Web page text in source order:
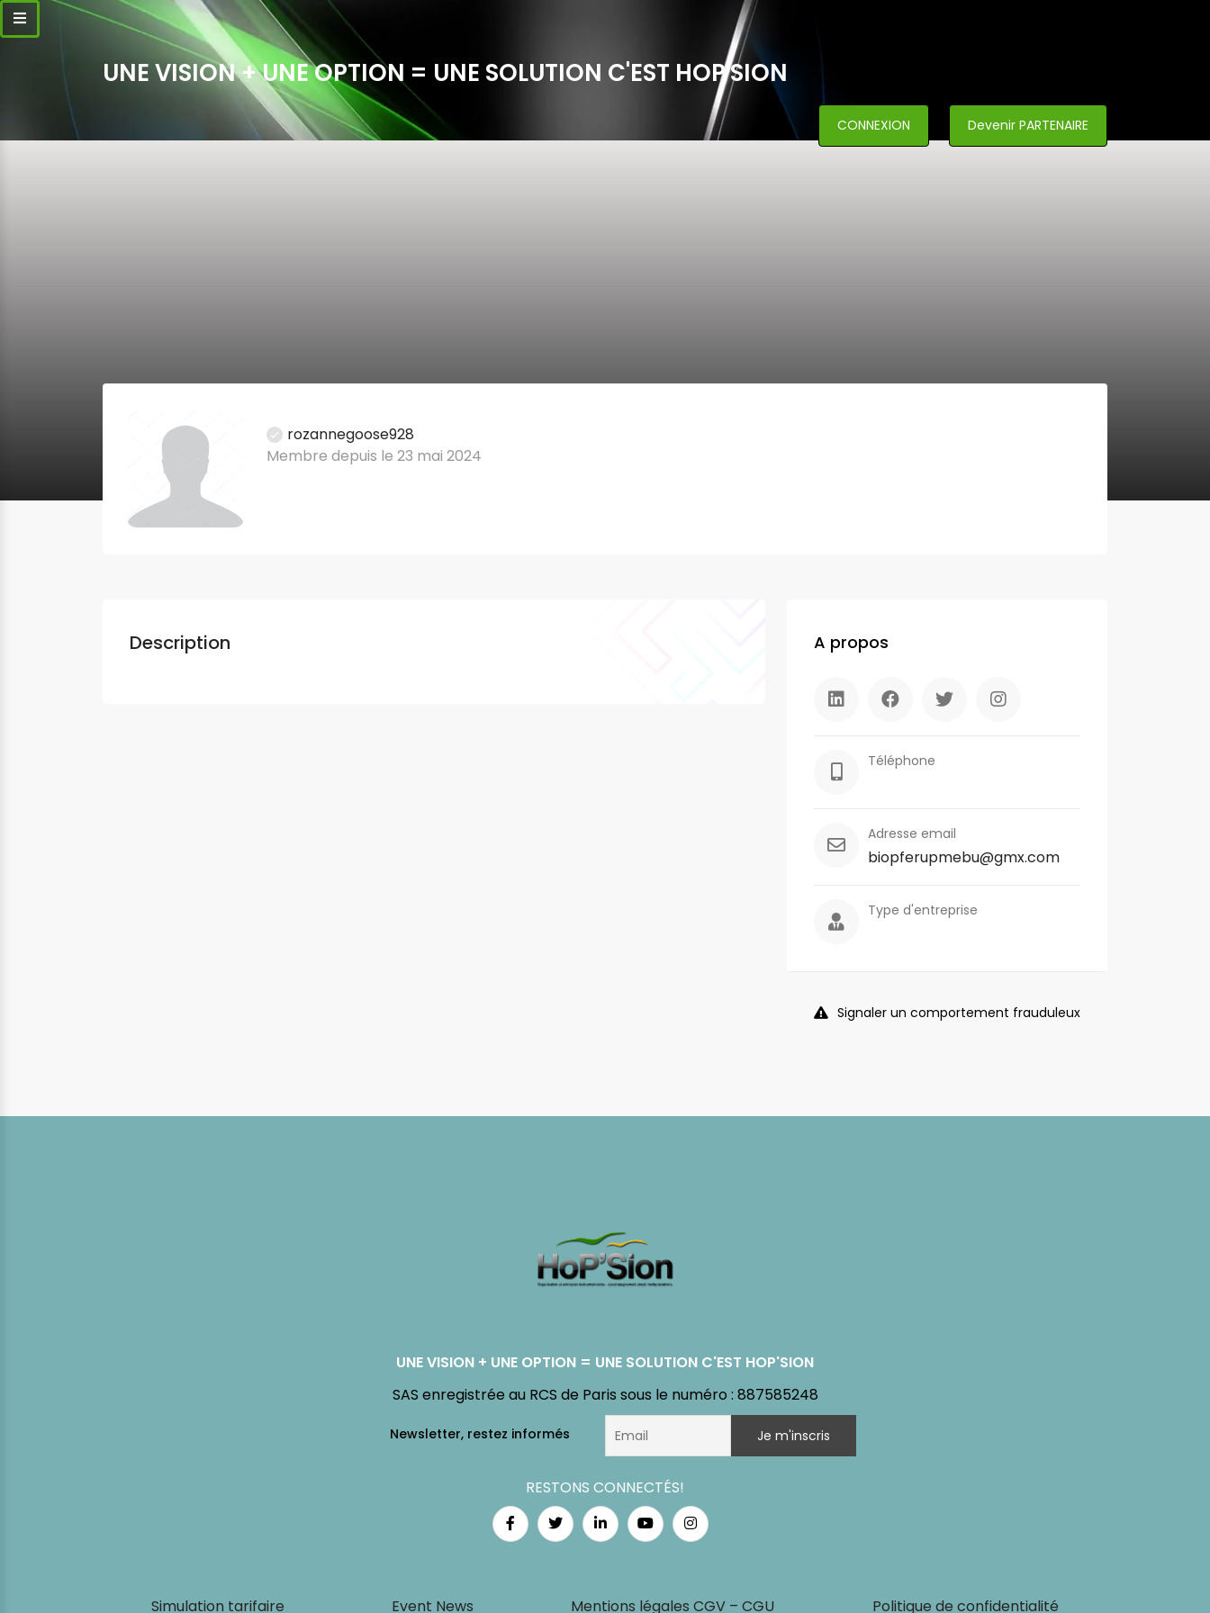
UNE VISION + UNE OPTION = UNE SOLUTION C'EST HOP'SION
CONNEXION Devenir PARTENAIRE
rozannegoose928
Membre depuis le 23 mai 2024
Description A propos
Téléphone
Adresse email
biopferupmebu@gmx.com
Type d'entreprise
Signaler un comportement frauduleux
UNE VISION + UNE OPTION = UNE SOLUTION C'EST HOP'SION
SAS enregistrée au RCS de Paris sous le numéro : 887585248
RESTONS CONNECTÉS!
Simulation tarifaire Event News Mentions légales CGV – CGU Politique de confidentialité